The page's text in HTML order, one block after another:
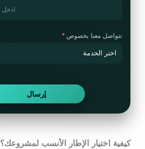
تتواصل معنا بخصوص
كيفية اختيار الإطار الأنسب لمشروعك؟